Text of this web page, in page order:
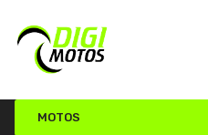
MOTOS